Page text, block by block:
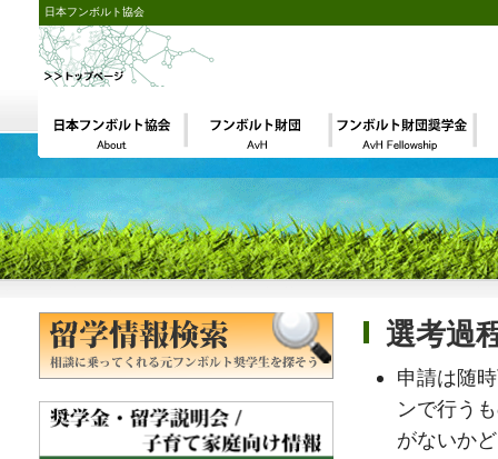
日本フンボルト協会
選考過
申請は随
ンで行う
がないか